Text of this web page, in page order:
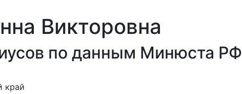
Викторовна
по данным Минюста РФ
край